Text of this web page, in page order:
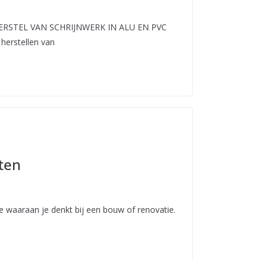
VAN SCHRIJNWERK IN ALU EN PVC
van
waaraan je denkt bij een bouw of renovatie.